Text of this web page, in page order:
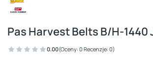
Pas Harvest Belts B/H-1440
0.00(Oceny: 0 Recenzje: 0)